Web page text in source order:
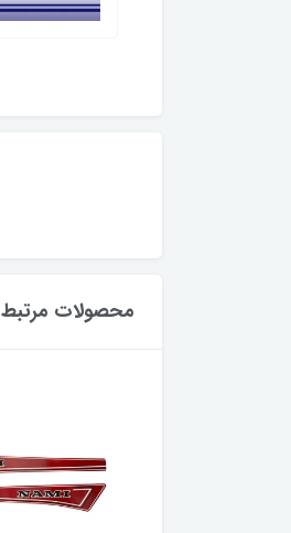
محصولات مرتبط